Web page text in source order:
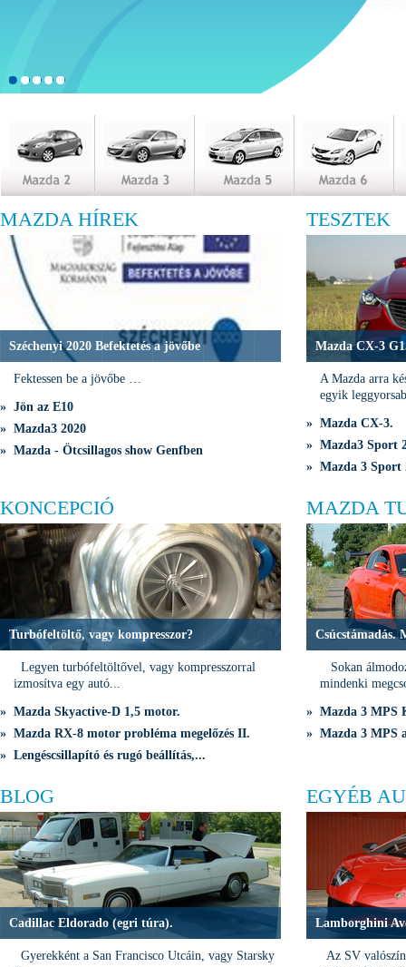
MAZDA HÍREK
Széchenyi 2020 Befektetés a jövőbe
Fektessen be a jövőbe …
» Jön az E10
» Mazda3 2020
» Mazda - Ötcsillagos show Genfben
TESZTEK
Mazda CX-3
A Mazda arra
egyik
» Mazda CX-3.
» Mazda3 Sport
» Mazda 3 Sport
KONCEPCIÓ
Turbófeltöltő, vagy kompresszor?
Legyen turbófeltöltővel, vagy kompresszorral
izmosítva egy autó...
» Mazda Skyactive-D 1,5 motor.
» Mazda RX-8 motor probléma megelőzés II.
» Lengéscsillapító és rugó beállítás,...
MAZDA
Csúcstámadás.
Sokan
mindenki
» Mazda 3 MPS
» Mazda 3 MPS
BLOG
Cadillac Eldorado (egri túra).
Gyerekként a San Francisco Utcáin, vagy Starsky
EGYÉB
Lamborghini
Az SV